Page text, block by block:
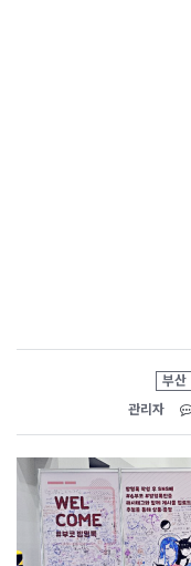
부산
관리자